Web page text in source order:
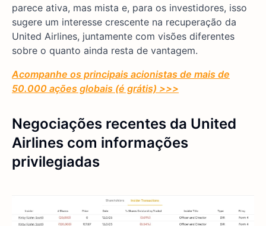
parece ativa, mas mista e, para os investidores, isso
sugere um interesse crescente na recuperação da
United Airlines, juntamente com visões diferentes
sobre o quanto ainda resta de vantagem.
Acompanhe os principais acionistas de mais de
50.000 ações globais (é grátis) >>>
Negociações recentes da United
Airlines com informações
privilegiadas